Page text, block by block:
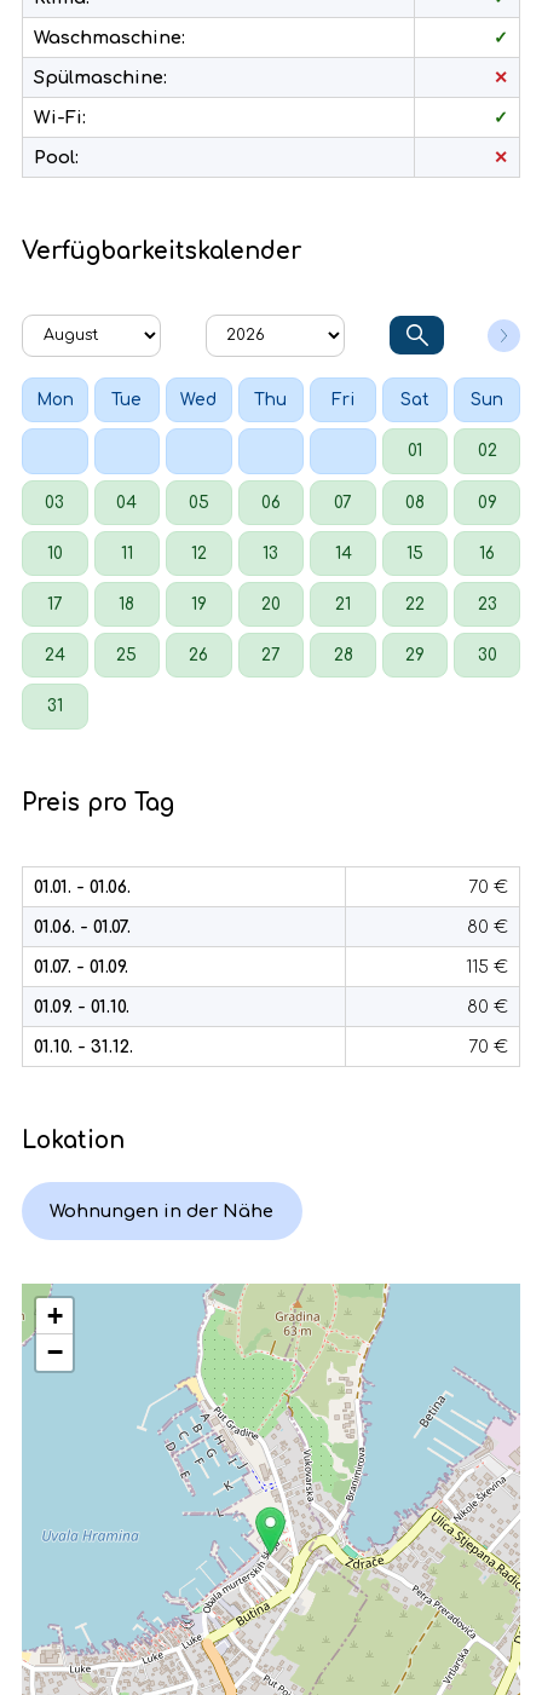
Waschmaschine: ✓
Spülmaschine: ✕
Wi-Fi: ✓
Pool: ✕
Verfügbarkeitskalender
Mon Tue Wed Thu Fri Sat Sun
01 02
03 04 05 06 07 08 09
10 11 12 13 14 15 16
17 18 19 20 21 22 23
24 25 26 27 28 29 30
31
Preis pro Tag
01.01. - 01.06. 70 €
01.06. - 01.07. 80 €
01.07. - 01.09. 115 €
01.09. - 01.10. 80 €
01.10. - 31.12. 70 €
Lokation
Wohnungen in der Nähe
+
−